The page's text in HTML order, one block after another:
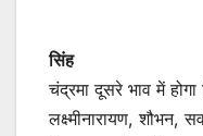
सिंह
चंद्रमा दूसरे भाव में
लक्ष्मीनारायण, शौभन,